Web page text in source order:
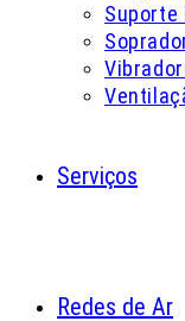
Suporte
Serviços
Redes de Ar